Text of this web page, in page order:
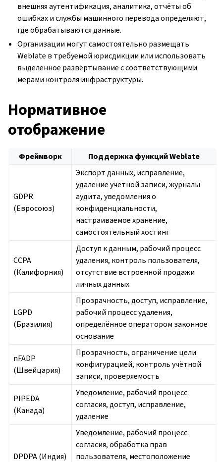
внешняя аутентификация, аналитика, отчёты об
ошибках и службы машинного перевода определяют,
где обрабатываются данные.
Организации могут самостоятельно размещать
Weblate в требуемой юрисдикции или использовать
выделенное развёртывание с соответствующими
мерами контроля инфраструктуры.
Нормативное
отображение
Фреймворк Поддержка функций Weblate
GDPR
(Евросоюз)
Экспорт данных, исправление,
удаление учётной записи, журналы
аудита, уведомления о
конфиденциальности,
настраиваемое хранение,
самостоятельный хостинг
CCPA
(Калифорния)
Доступ к данным, рабочий процесс
удаления, контроль пользователя,
отсутствие встроенной продажи
личных данных
LGPD
(Бразилия)
Прозрачность, доступ, исправление,
рабочий процесс удаления,
определённое оператором законное
основание
nFADP
(Швейцария)
Прозрачность, ограничение цели
конфигурацией, контроль учётной
записи, проверяемость
PIPEDA
(Канада)
Уведомление, рабочий процесс
согласия, доступ, исправление,
удаление
DPDPA (Индия)
Уведомление, рабочий процесс
согласия, обработка прав
пользователя, местоположение